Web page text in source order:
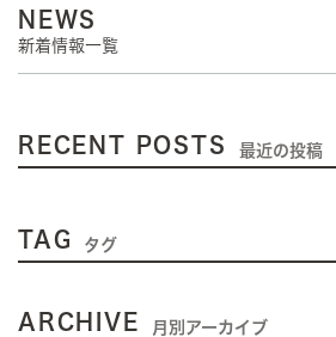
NEWS
新着情報一覧
RECENT POSTS 最近の投稿
TAG タグ
ARCHIVE 月別アーカイブ